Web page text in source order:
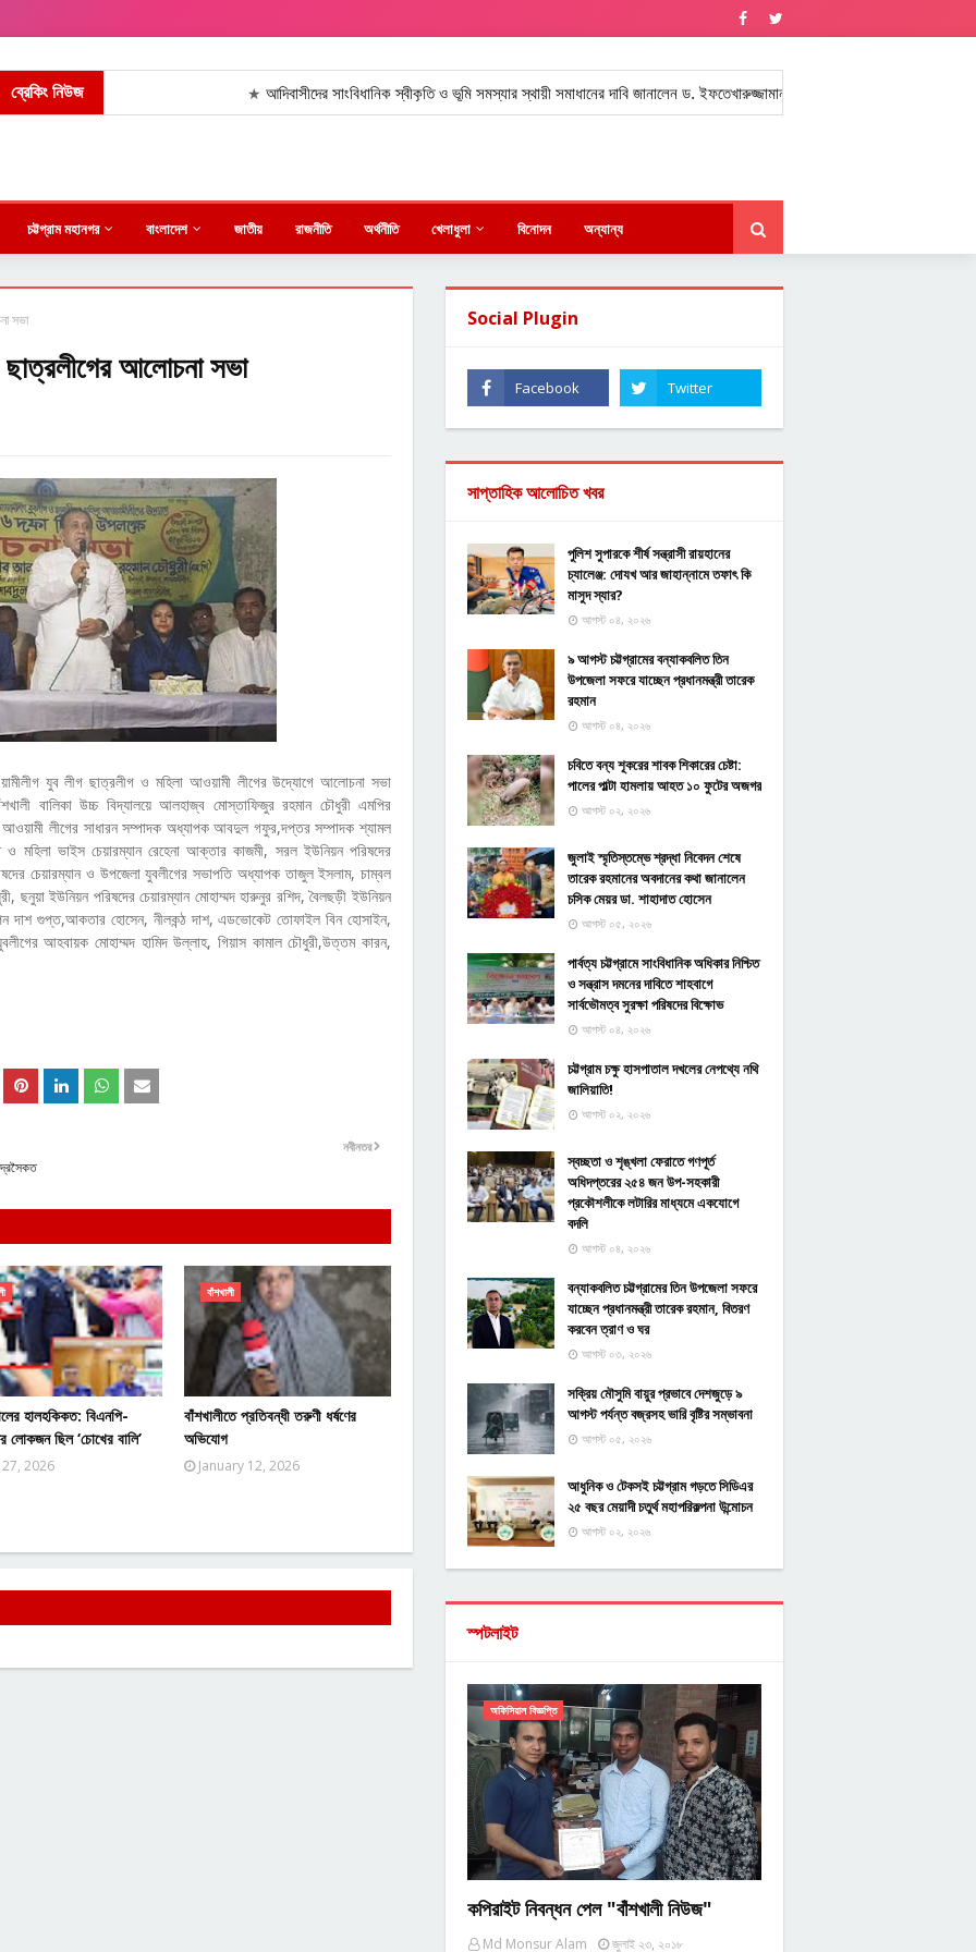
ব্রেকিং নিউজ আদিবাসীদের সাংবিধানিক স্বীকৃতি ও ভূমি সমস্যার স্থায়ী সমাধানের দাবি জানালেন ড. ইফতেখারুজ্জামান।
চট্টগ্রাম মহানগর বাংলাদেশ জাতীয় রাজনীতি অর্থনীতি খেলাধুলা বিনোদন অন্যান্য
সভা
আলোচনা সভা
যুব লীগ ছাত্রলীগ ও মহিলা আওয়ামী লীগের উদ্যোগে আলোচনা সভা
বালিকা উচ্চ বিদ্যালয়ে আলহাজ্ব মোস্তাফিজুর রহমান চৌধুরী এমপির
আওয়ামী লীগের সাধারন সম্পাদক অধ্যাপক আবদুল গফুর,দপ্তর সম্পাদক শ্যামল
মহিলা ভাইস চেয়ারম্যান রেহেনা আক্তার কাজমী, সরল ইউনিয়ন পরিষদের
চেয়ারম্যান ও উপজেলা যুবলীগের সভাপতি অধ্যাপক তাজুল ইসলাম, চাম্বল
ছনুয়া ইউনিয়ন পরিষদের চেয়ারম্যান মোহাম্মদ হারুনুর রশিদ, বৈলছড়ী ইউনিয়ন
দাশ গুপ্ত,আকতার হোসেন, নীলকন্ঠ দাশ, এডভোকেট তোফাইল বিন হোসাইন,
আহবায়ক মোহাম্মদ হামিদ উল্লাহ, গিয়াস কামাল চৌধুরী,উত্তম কারন,
নবীনতর
হালহকিকত: বিএনপি-
লোকজন ছিল ‘চোখের বালি’
2026
বাঁশখালী
বাঁশখালীতে প্রতিবন্ধী তরুণী ধর্ষণের
অভিযোগ
January 12, 2026
Social Plugin
সাপ্তাহিক আলোচিত খবর
পুলিশ সুপারকে শীর্ষ সন্ত্রাসী রায়হানের
চ্যালেঞ্জ: দোযখ আর জাহান্নামে তফাৎ কি
মাসুদ স্যার?
আগস্ট ০৪, ২০২৬
৯ আগস্ট চট্টগ্রামের বন্যাকবলিত তিন
উপজেলা সফরে যাচ্ছেন প্রধানমন্ত্রী তারেক
রহমান
আগস্ট ০৪, ২০২৬
চবিতে বন্য শূকরের শাবক শিকারের চেষ্টা:
পালের পাল্টা হামলায় আহত ১০ ফুটের অজগর
আগস্ট ০২, ২০২৬
জুলাই স্মৃতিস্তম্ভে শ্রদ্ধা নিবেদন শেষে
তারেক রহমানের অবদানের কথা জানালেন
চসিক মেয়র ডা. শাহাদাত হোসেন
আগস্ট ০৫, ২০২৬
পার্বত্য চট্টগ্রামে সাংবিধানিক অধিকার নিশ্চিত
ও সন্ত্রাস দমনের দাবিতে শাহবাগে
সার্বভৌমত্ব সুরক্ষা পরিষদের বিক্ষোভ
আগস্ট ০৪, ২০২৬
চট্টগ্রাম চক্ষু হাসপাতাল দখলের নেপথ্যে নথি
জালিয়াতি!
আগস্ট ০২, ২০২৬
স্বচ্ছতা ও শৃঙ্খলা ফেরাতে গণপূর্ত
অধিদপ্তরের ২৫৪ জন উপ-সহকারী
প্রকৌশলীকে লটারির মাধ্যমে একযোগে
বদলি
আগস্ট ০৪, ২০২৬
বন্যাকবলিত চট্টগ্রামের তিন উপজেলা সফরে
যাচ্ছেন প্রধানমন্ত্রী তারেক রহমান, বিতরণ
করবেন ত্রাণ ও ঘর
আগস্ট ০৩, ২০২৬
সক্রিয় মৌসুমি বায়ুর প্রভাবে দেশজুড়ে ৯
আগস্ট পর্যন্ত বজ্রসহ ভারি বৃষ্টির সম্ভাবনা
আগস্ট ০৫, ২০২৬
আধুনিক ও টেকসই চট্টগ্রাম গড়তে সিডিএর
২৫ বছর মেয়াদী চতুর্থ মহাপরিকল্পনা উন্মোচন
আগস্ট ০২, ২০২৬
স্পটলাইট
অফিসিয়াল বিজ্ঞপ্তি
কপিরাইট নিবন্ধন পেল "বাঁশখালী নিউজ"
Md Monsur Alam জুলাই ২৩, ২০১৮